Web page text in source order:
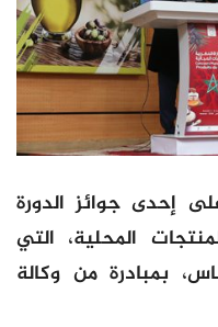
على إحدى جوائز الدورة
المحلية، التي
بمبادرة من وكالة